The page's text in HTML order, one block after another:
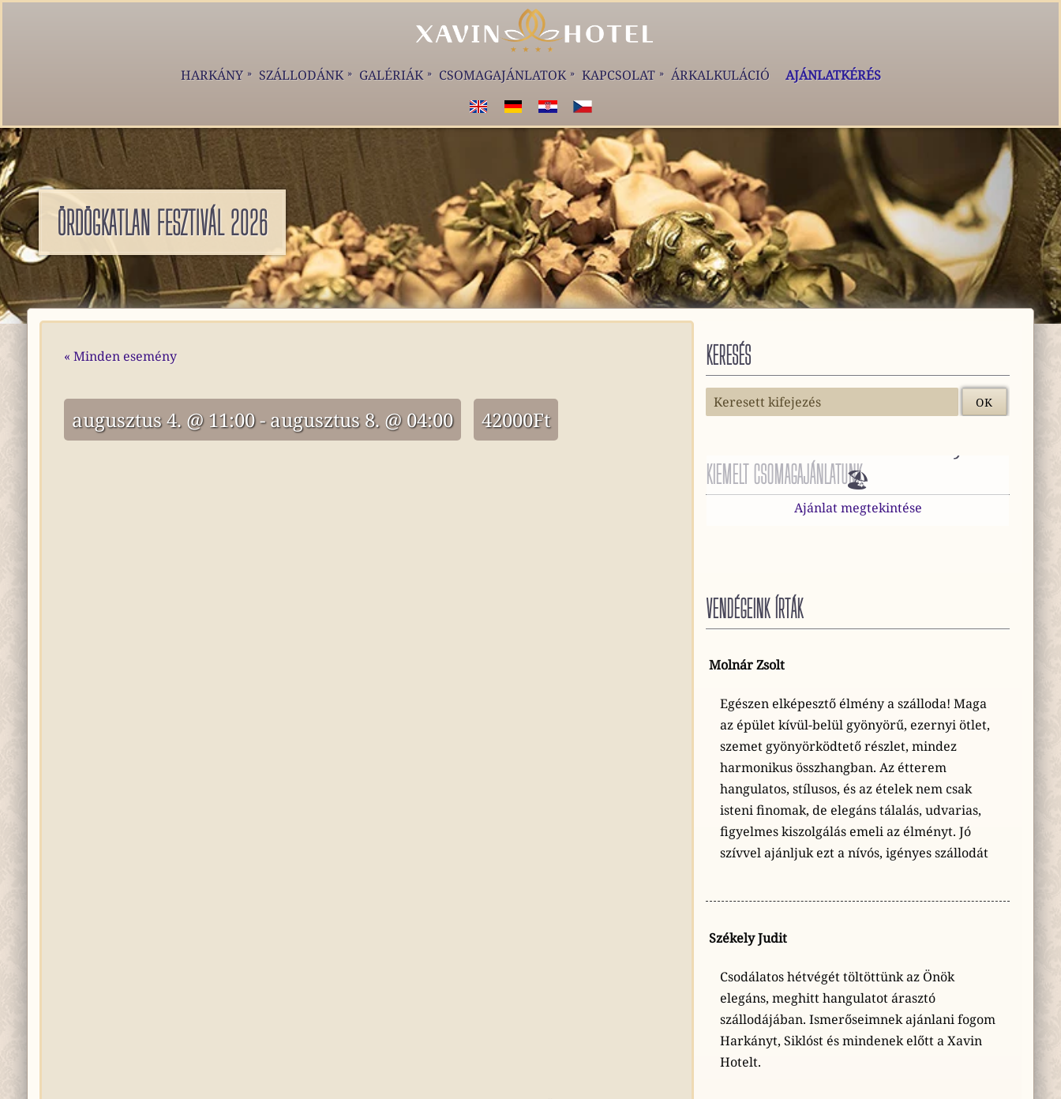
HARKÁNY SZÁLLODÁNK GALÉRIÁK CSOMAGAJÁNLATOK KAPCSOLAT ÁRKALKULÁCIÓ
AJÁNLATKÉRÉS
WELCOME!WILKOMMEN!
DOBRODOŠLI!
ÖRDÖGKATLAN FESZTIVÁL 2026
« Minden esemény
augusztus 4. @ 11:00-augusztus 8. @ 04:00 42000Ft
KERESÉS
KIEMELT CSOMAGAJÁNLATUNK
🏖️
Ajánlat megtekintése
VENDÉGEINK ÍRTÁK
Molnár Zsolt
Egészen elképesztő élmény a szálloda! Maga
az épület kívül-belül gyönyörű, ezernyi ötlet,
szemet gyönyörködtető részlet, mindez
harmonikus összhangban. Az étterem
hangulatos, stílusos, és az ételek nem csak
isteni finomak, de elegáns tálalás, udvarias,
figyelmes kiszolgálás emeli az élményt. Jó
szívvel ajánljuk ezt a nívós, igényes szállodát
Székely Judit
Csodálatos hétvégét töltöttünk az Önök
elegáns, meghitt hangulatot árasztó
szállodájában. Ismerőseimnek ajánlani fogom
Harkányt, Siklóst és mindenek előtt a Xavin
Hotelt.